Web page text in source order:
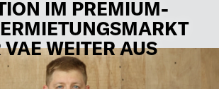
IM PREMIUM-
VAE WEITER AUS